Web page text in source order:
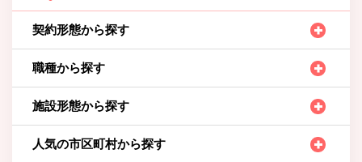
契約形態から探す
職種から探す
施設形態から探す
人気の市区町村から探す